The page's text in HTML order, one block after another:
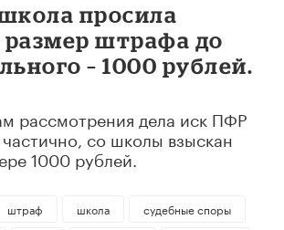
просила
размер штрафа до
– 1000 рублей.
рассмотрения дела иск ПФР
со школы взыскан
1000 рублей.
штраф школа
судебные споры